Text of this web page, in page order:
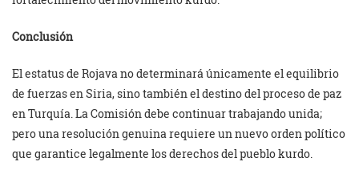
Conclusión
El estatus de Rojava no determinará únicamente el equilibrio
de fuerzas en Siria, sino también el destino del proceso de paz
en Turquía. La Comisión debe continuar trabajando unida;
pero una resolución genuina requiere un nuevo orden político
que garantice legalmente los derechos del pueblo kurdo.